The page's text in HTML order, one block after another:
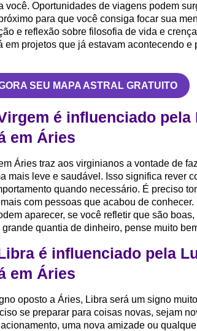
você. Oportunidades de viagens podem
para que você consiga focar sua
e reflexão sobre filosofia de vida e
em projetos que já estavam acontecendo e
SEU MAPA ASTRAL GRATUITO
é influenciado pela
em Áries
Áries traz aos virginianos a vontade de
mais leve e saudável. Isso significa rever
quando necessário. É preciso
com pessoas que acabou de
aparecer, se você refletir que são
quantia de dinheiro, pense muito
é influenciado pela
em Áries
oposto a Áries, Libra será um signo
se preparar para coisas novas, sejam
uma nova amizade ou